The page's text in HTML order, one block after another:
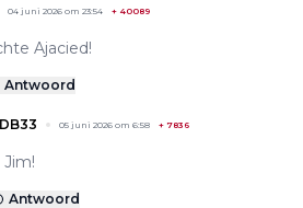
04 juni 2026 om 23:54 + 40089
Ajacied!
Antwoord
05 juni 2026 om 6:58 + 7836
Antwoord